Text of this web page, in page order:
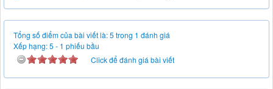
Tổng số điểm của bài viết là: 5 trong 1 đánh giá
Xếp hạng:5 - 1 phiếu bầu
Click để đánh giá bài viết